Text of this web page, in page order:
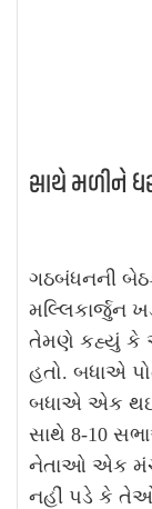
સાથે મળીને
ગઠબંધનની
મલ્લિકાર્જુન
તેમણે કહ્યું કે આ
હતો. બધાએ
બધાએ એક
સાથે 8-10
નેતાઓ એક મંચ
નહીં પડે કે